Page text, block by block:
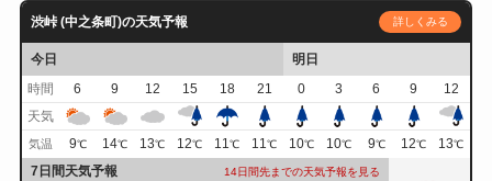
渋峠 (中之条町)の天気予報 詳しくみる
今日
明日
時間
6 9 12 15 18 21 0 3 6 9
12
天気
気温 9℃ 14℃ 13℃ 12℃ 11℃ 11℃ 10℃ 10℃ 9℃ 12℃ 13℃
7日間天気予報 14日間先までの天気予報を見る